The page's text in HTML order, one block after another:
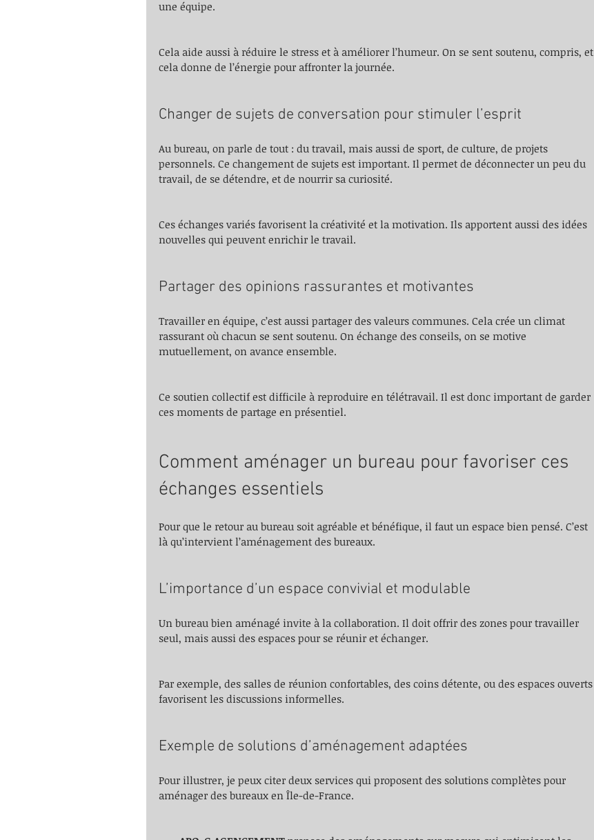
une équipe.
Cela aide aussi à réduire le stress et à améliorer l’humeur. On se sent soutenu, compris, et
cela donne de l’énergie pour affronter la journée.
Changer de sujets de conversation pour stimuler l’esprit
Au bureau, on parle de tout : du travail, mais aussi de sport, de culture, de projets
personnels. Ce changement de sujets est important. Il permet de déconnecter un peu du
travail, de se détendre, et de nourrir sa curiosité.
Ces échanges variés favorisent la créativité et la motivation. Ils apportent aussi des idées
nouvelles qui peuvent enrichir le travail.
Partager des opinions rassurantes et motivantes
Travailler en équipe, c’est aussi partager des valeurs communes. Cela crée un climat
rassurant où chacun se sent soutenu. On échange des conseils, on se motive
mutuellement, on avance ensemble.
Ce soutien collectif est difficile à reproduire en télétravail. Il est donc important de garder
ces moments de partage en présentiel.
Comment aménager un bureau pour favoriser ces
échanges essentiels
Pour que le retour au bureau soit agréable et bénéfique, il faut un espace bien pensé. C’est
là qu’intervient l’aménagement des bureaux.
L’importance d’un espace convivial et modulable
Un bureau bien aménagé invite à la collaboration. Il doit offrir des zones pour travailler
seul, mais aussi des espaces pour se réunir et échanger.
Par exemple, des salles de réunion confortables, des coins détente, ou des espaces ouverts
favorisent les discussions informelles.
Exemple de solutions d’aménagement adaptées
Pour illustrer, je peux citer deux services qui proposent des solutions complètes pour
aménager des bureaux en Île-de-France.